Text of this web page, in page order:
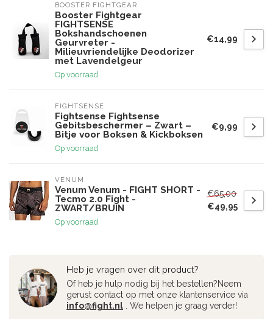
BOOSTER FIGHTGEAR
Booster Fightgear
FIGHTSENSE
Bokshandschoenen
Geurvreter -
Milieuvriendelijke Deodorizer
met Lavendelgeur
Op voorraad
€14,99
FIGHTSENSE
Fightsense Fightsense
Gebitsbeschermer – Zwart –
Bitje voor Boksen & Kickboksen
Op voorraad
€9,99
VENUM
Venum Venum - FIGHT SHORT -
Tecmo 2.0 Fight -
ZWART/BRUIN
Op voorraad
€65,00
€49,95
Heb je vragen over dit product?
Of heb je hulp nodig bij het bestellen?Neem
gerust contact op met onze klantenservice via
info@fight.nl . We helpen je graag verder!